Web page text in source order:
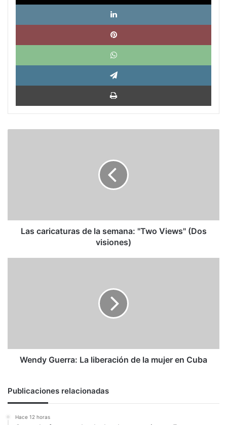
visiones)
Las caricaturas de la semana: "Two Views" (Dos
visiones)
Cuba
Wendy Guerra: La liberación de la mujer en Cuba
Publicaciones relacionadas
Hace 12 horas